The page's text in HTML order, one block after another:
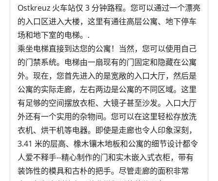
Ostkreuz 火车站仅 3 分钟路程。您可以通过一个漂亮
的入口区进入大楼，这里有通往高层公寓、地下停车
场和地下室的电梯。.
乘坐电梯直接到达您的公寓！当然，您可以使用自己
的门禁系统。电梯由一扇现有的门固定和隐藏在公寓
外。现在，您首先进入的是宽敞的入口大厅，然后是
公寓的实际走廊，左右两边是公寓的不同区域。这里
有足够的空间摆放衣柜、大镜子甚至沙发。入口大厅
外还有一个实用的杂物间。您可以在这里轻松存放洗
衣机、烘干机等电器。即使是走廊也令人印象深刻，
3.41 米的层高、橡木镶木地板和公寓的细节设计都令
人爱不释手--精心制作的门和实木嵌入式衣柜，带有
装饰性的模具和古朴的把手。尽管走廊的面积非常